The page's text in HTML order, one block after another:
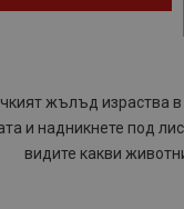
жълъд израства
и надникнете под
видите какви